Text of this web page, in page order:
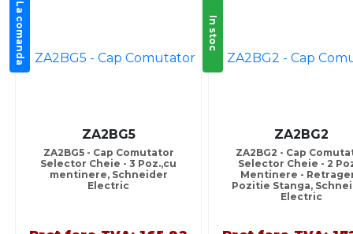
La comanda
ZA2BG5
ZA2BG5 - Cap Comutator
Selector Cheie - 3 Poz.,cu
mentinere, Schneider
Electric
In stoc
ZA2BG2
ZA2BG2 - Cap
Selector Cheie - 2
Mentinere -
Pozitie Stanga,
Electric